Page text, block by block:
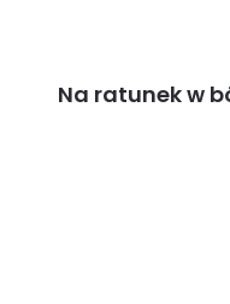
Na ratunek w